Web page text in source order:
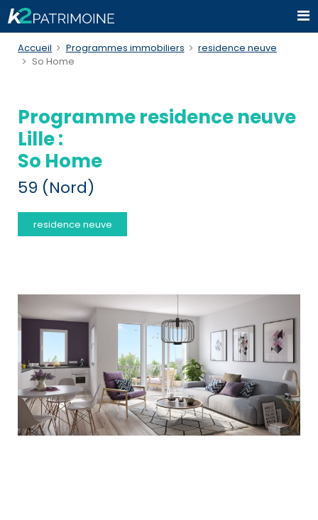
Accueil Programmes immobiliers
residence neuve
So Home
Programme residence neuve
Lille :
So Home
59 (Nord)
residence neuve